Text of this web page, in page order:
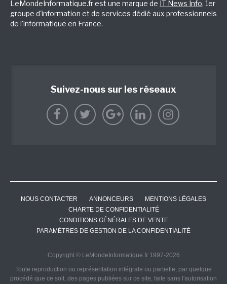
LeMondeInformatique.fr est une marque de IT News Info, 1er
groupe d'information et de services dédié aux professionnels
de l'informatique en France.
Suivez-nous sur les réseaux
NOUS CONTACTER ANNONCEURS
MENTIONS LÉGALES
CHARTE DE CONFIDENTIALITÉ
CONDITIONS GÉNÉRALES DE VENTE
PARAMÈTRES DE GESTION DE LA CONFIDENTIALITÉ
Copyright © LeMondeInformatique.fr 1997-2026
Toute reproduction ou représentation intégrale ou partielle, par quelque
procédé que ce soit, des pages publiées sur ce site, faite sans l'autorisation